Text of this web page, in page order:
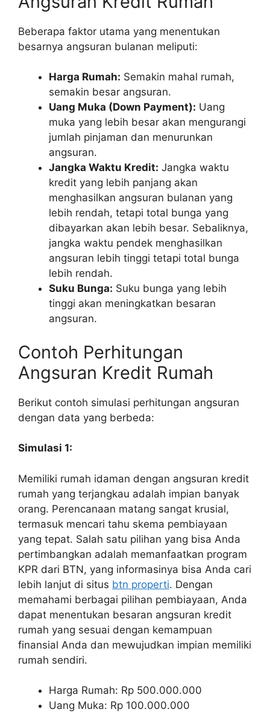
Beberapa faktor utama yang menentukan
besarnya angsuran bulanan meliputi:
Harga Rumah: Semakin mahal rumah,
semakin besar angsuran.
Uang Muka (Down Payment): Uang
muka yang lebih besar akan mengurangi
jumlah pinjaman dan menurunkan
angsuran.
Jangka Waktu Kredit: Jangka waktu
kredit yang lebih panjang akan
menghasilkan angsuran bulanan yang
lebih rendah, tetapi total bunga yang
dibayarkan akan lebih besar. Sebaliknya,
jangka waktu pendek menghasilkan
angsuran lebih tinggi tetapi total bunga
lebih rendah.
Suku Bunga: Suku bunga yang lebih
tinggi akan meningkatkan besaran
angsuran.
Contoh Perhitungan
Angsuran Kredit Rumah
Berikut contoh simulasi perhitungan angsuran
dengan data yang berbeda:
Simulasi 1:
Memiliki rumah idaman dengan angsuran kredit
rumah yang terjangkau adalah impian banyak
orang. Perencanaan matang sangat krusial,
termasuk mencari tahu skema pembiayaan
yang tepat. Salah satu pilihan yang bisa Anda
pertimbangkan adalah memanfaatkan program
KPR dari BTN, yang informasinya bisa Anda cari
lebih lanjut di situs btn properti. Dengan
memahami berbagai pilihan pembiayaan, Anda
dapat menentukan besaran angsuran kredit
rumah yang sesuai dengan kemampuan
finansial Anda dan mewujudkan impian memiliki
rumah sendiri.
Harga Rumah: Rp 500.000.000
Uang Muka: Rp 100.000.000